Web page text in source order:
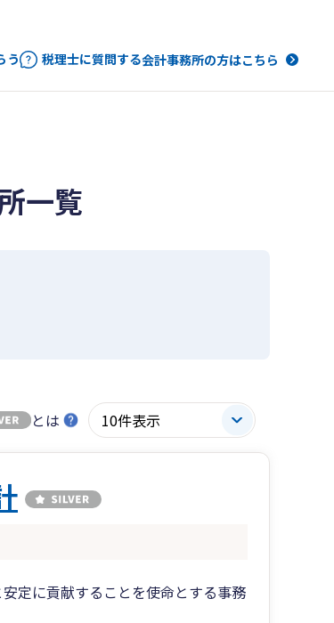
う 税理士に質問する会計事務所の方はこちら
一覧
とは
定に貢献することを使命とする事務